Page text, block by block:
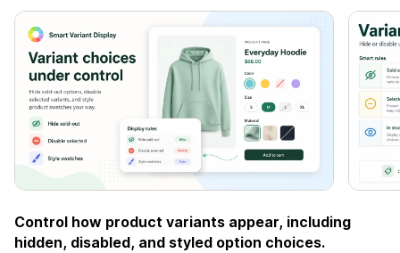
Control how product variants appear, including
hidden, disabled, and styled option choices.